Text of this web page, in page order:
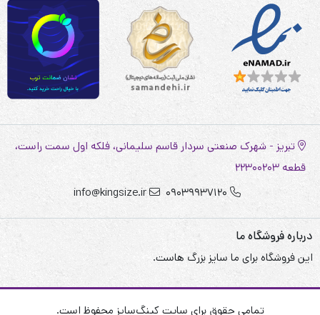
تبریز - شهرک صنعتی سردار قاسم سلیمانی، فلکه اول سمت راست،
قطعه 22300203
09039937120
info@kingsize.ir
درباره فروشگاه ما
این فروشگاه برای ما سایز بزرگ هاست.
تمامی حقوق برای سایت کینگ‌سایز محفوظ است.